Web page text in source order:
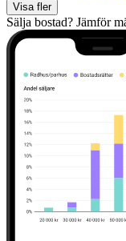
Visa fler
Sälja bostad? Jämför